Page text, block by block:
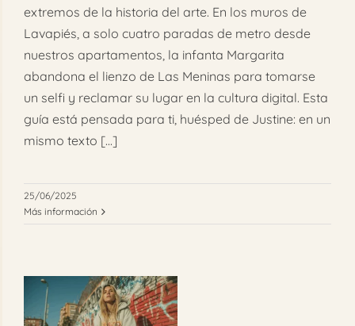
extremos de la historia del arte. En los muros de
Lavapiés, a solo cuatro paradas de metro desde
nuestros apartamentos, la infanta Margarita
abandona el lienzo de Las Meninas para tomarse
un selfi y reclamar su lugar en la cultura digital. Esta
guía está pensada para ti, huésped de Justine: en un
mismo texto [...]
25/06/2025
Más información